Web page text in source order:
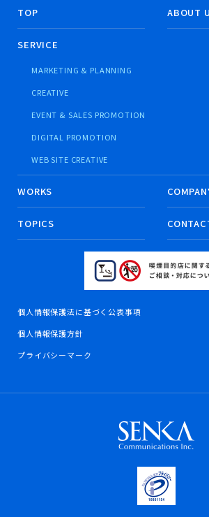
TOP ABOUT
SERVICE
MARKETING & PLANNING
CREATIVE
EVENT & SALES PROMOTION
DIGITAL PROMOTION
WEB SITE CREATIVE
WORKS
TOPICS
個人情報保護法に基づく公表事項
個人情報保護方針
プライバシーマーク